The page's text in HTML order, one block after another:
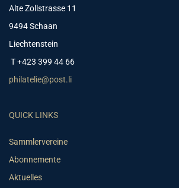
Alte Zollstrasse 11
9494 Schaan
Liechtenstein
T +423 399 44 66
philatelie@post.li
QUICK LINKS
Sammlervereine
Abonnemente
Aktuelles